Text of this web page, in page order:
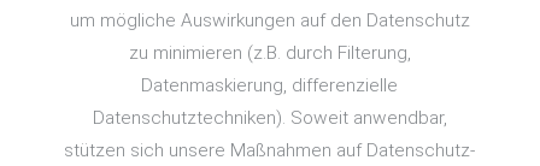
um mögliche Auswirkungen auf den Datenschutz
zu minimieren (z.B. durch Filterung,
Datenmaskierung, differenzielle
Datenschutztechniken). Soweit anwendbar,
stützen sich unsere Maßnahmen auf Datenschutz-